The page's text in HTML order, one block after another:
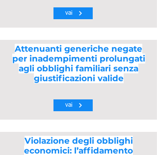
vai
Attenuanti generiche negate
per inadempimenti prolungati
agli obblighi familiari senza
giustificazioni valide
vai
Violazione degli obblighi
economici: l’affidamento